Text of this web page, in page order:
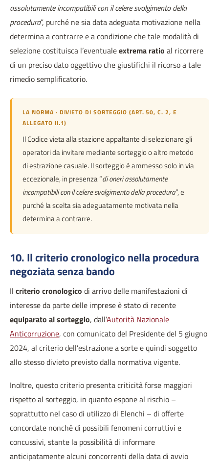
assolutamente incompatibili con il celere svolgimento della
procedura”, purché ne sia data adeguata motivazione nella
determina a contrarre e a condizione che tale modalità di
selezione costituisca l’eventualeextrema ratio al ricorrere
di un preciso dato oggettivo che giustifichi il ricorso a tale
rimedio semplificatorio.
LA NORMA · DIVIETO DI SORTEGGIO (ART. 50, C. 2, E
ALLEGATO II.1)
Il Codice vieta alla stazione appaltante di selezionare gli
operatori da invitare mediante sorteggio o altro metodo
di estrazione casuale. Il sorteggio è ammesso solo in via
eccezionale, in presenza “di oneri assolutamente
incompatibili con il celere svolgimento della procedura”, e
purché la scelta sia adeguatamente motivata nella
determina a contrarre.
10. Il criterio cronologico nella procedura
negoziata senza bando
Il criterio cronologico di arrivo delle manifestazioni di
interesse da parte delle imprese è stato di recente
equiparato al sorteggio, dall’Autorità Nazionale
Anticorruzione, con comunicato del Presidente del 5 giugno
2024, al criterio dell’estrazione a sorte e quindi soggetto
allo stesso divieto previsto dalla normativa vigente.
Inoltre, questo criterio presenta criticità forse maggiori
rispetto al sorteggio, in quanto espone al rischio –
soprattutto nel caso di utilizzo di Elenchi – di offerte
concordate nonché di possibili fenomeni corruttivi e
concussivi, stante la possibilità di informare
anticipatamente alcuni concorrenti della data di avvio